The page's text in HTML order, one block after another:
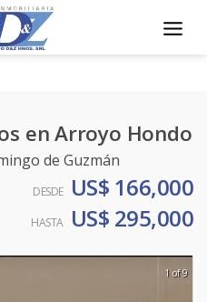
en Arroyo Hondo
de Guzmán
DESDE US$ 166,000
HASTA US$ 295,000
1 of 9